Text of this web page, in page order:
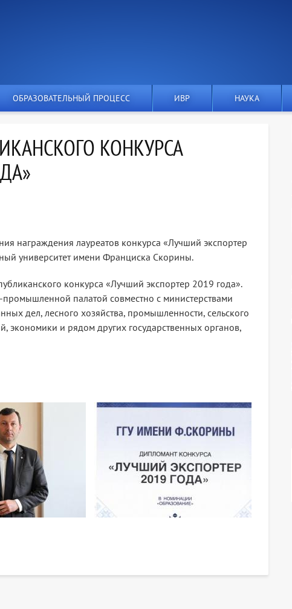
ОБРАЗОВАТЕЛЬНЫЙ ПРОЦЕСС ИВР НАУКА
КОНКУРСА
награждения лауреатов конкурса «Лучший экспортер
университет имени Франциска Скорины.
конкурса «Лучший экспортер 2019 года».
палатой совместно с министерствами
дел, лесного хозяйства, промышленности, сельского
экономики и рядом других государственных органов,